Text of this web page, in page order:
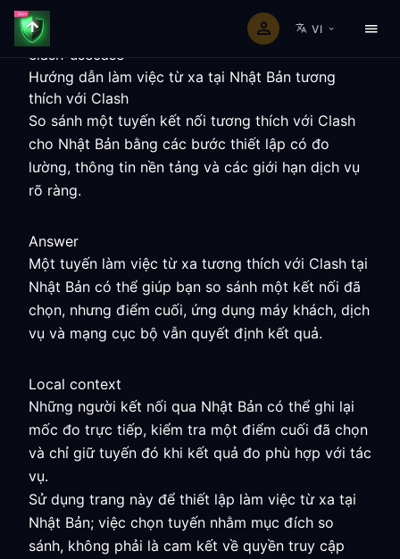
VI
clash-usecase
Hướng dẫn làm việc từ xa tại Nhật Bản tương
thích với Clash
So sánh một tuyến kết nối tương thích với Clash
cho Nhật Bản bằng các bước thiết lập có đo
lường, thông tin nền tảng và các giới hạn dịch vụ
rõ ràng.
Answer
Một tuyến làm việc từ xa tương thích với Clash tại
Nhật Bản có thể giúp bạn so sánh một kết nối đã
chọn, nhưng điểm cuối, ứng dụng máy khách, dịch
vụ và mạng cục bộ vẫn quyết định kết quả.
Local context
Những người kết nối qua Nhật Bản có thể ghi lại
mốc đo trực tiếp, kiểm tra một điểm cuối đã chọn
và chỉ giữ tuyến đó khi kết quả đo phù hợp với tác
vụ.
Sử dụng trang này để thiết lập làm việc từ xa tại
Nhật Bản; việc chọn tuyến nhằm mục đích so
sánh, không phải là cam kết về quyền truy cập